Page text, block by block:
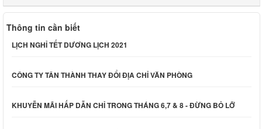
Thông tin cần biết
LỊCH NGHỈ TẾT DƯƠNG LỊCH 2021
CÔNG TY TÂN THÀNH THAY ĐỔI ĐỊA CHỈ VĂN PHÒNG
KHUYỄN MÃI HẤP DẪN CHỈ TRONG THÁNG 6,7 & 8 - ĐỪNG BỎ LỠ